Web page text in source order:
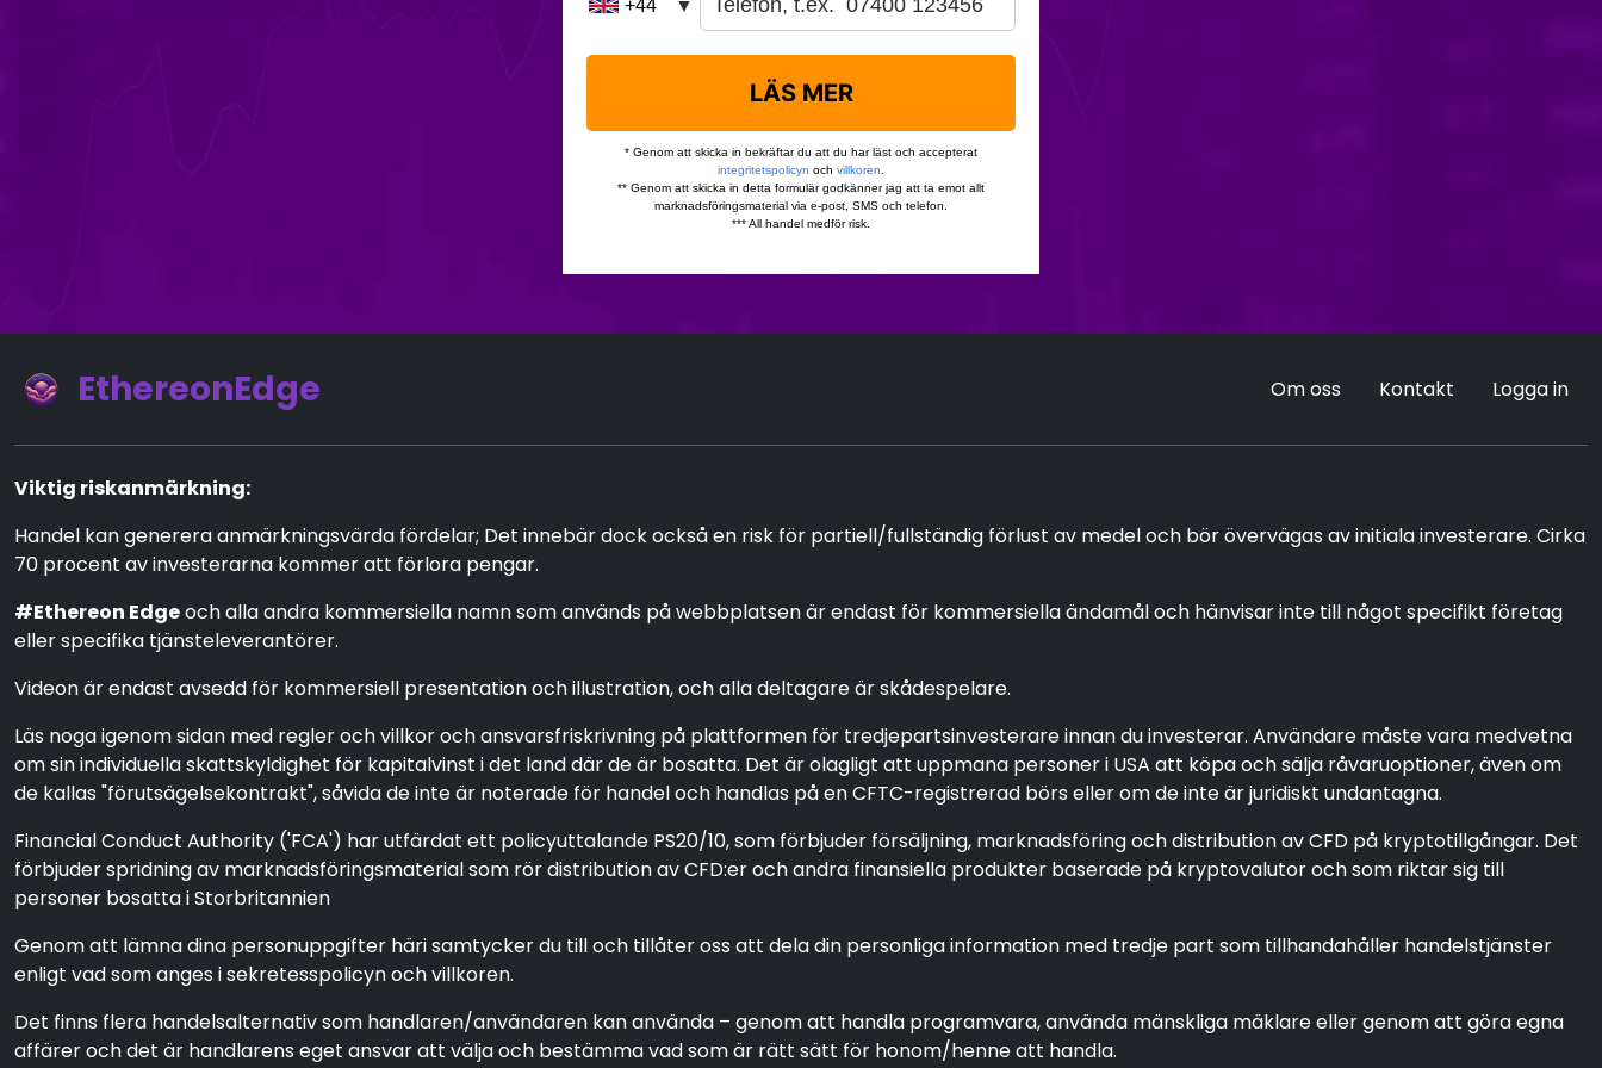
EthereonEdge Om oss Kontakt Logga in
Viktig riskanmärkning:
Handel kan generera anmärkningsvärda fördelar; Det innebär dock också en risk för partiell/fullständig förlust av medel och bör övervägas av initiala investerare. Cirka
70 procent av investerarna kommer att förlora pengar.
#Ethereon Edgeoch alla andra kommersiella namn som används på webbplatsen är endast för kommersiella ändamål och hänvisar inte till något specifikt företag
eller specifika tjänsteleverantörer.
Videon är endast avsedd för kommersiell presentation och illustration, och alla deltagare är skådespelare.
Läs noga igenom sidan med regler och villkor och ansvarsfriskrivning på plattformen för tredjepartsinvesterare innan du investerar. Användare måste vara medvetna
om sin individuella skattskyldighet för kapitalvinst i det land där de är bosatta. Det är olagligt att uppmana personer i USA att köpa och sälja råvaruoptioner, även om
de kallas "förutsägelsekontrakt", såvida de inte är noterade för handel och handlas på en CFTC-registrerad börs eller om de inte är juridiskt undantagna.
Financial Conduct Authority ('FCA') har utfärdat ett policyuttalande PS20/10, som förbjuder försäljning, marknadsföring och distribution av CFD på kryptotillgångar. Det
förbjuder spridning av marknadsföringsmaterial som rör distribution av CFD:er och andra finansiella produkter baserade på kryptovalutor och som riktar sig till
personer bosatta i Storbritannien
Genom att lämna dina personuppgifter häri samtycker du till och tillåter oss att dela din personliga information med tredje part som tillhandahåller handelstjänster
enligt vad som anges i sekretesspolicyn och villkoren.
Det finns flera handelsalternativ som handlaren/användaren kan använda – genom att handla programvara, använda mänskliga mäklare eller genom att göra egna
affärer och det är handlarens eget ansvar att välja och bestämma vad som är rätt sätt för honom/henne att handla.